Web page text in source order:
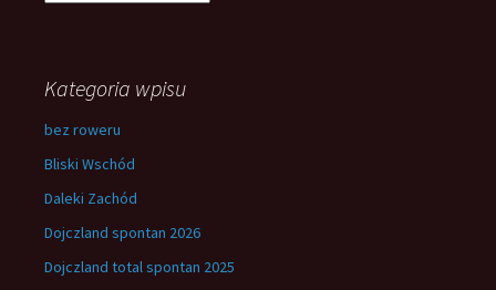
Kategoria wpisu
bez roweru
Bliski Wschód
Daleki Zachód
Dojczland spontan 2026
Dojczland total spontan 2025